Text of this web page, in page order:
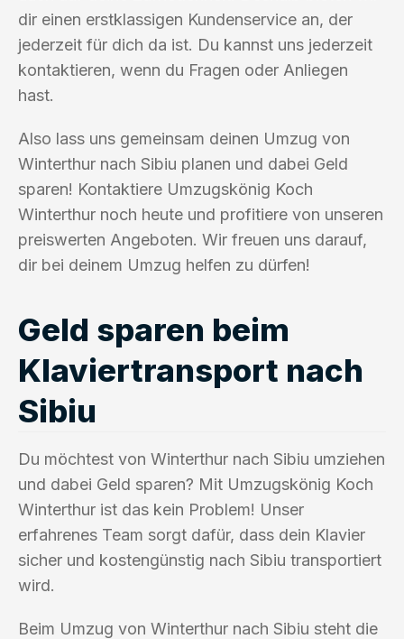
dir einen erstklassigen Kundenservice an, der
jederzeit für dich da ist. Du kannst uns jederzeit
kontaktieren, wenn du Fragen oder Anliegen
hast.
Also lass uns gemeinsam deinen Umzug von
Winterthur nach Sibiu planen und dabei Geld
sparen! Kontaktiere Umzugskönig Koch
Winterthur noch heute und profitiere von unseren
preiswerten Angeboten. Wir freuen uns darauf,
dir bei deinem Umzug helfen zu dürfen!
Geld sparen beim
Klaviertransport nach
Sibiu
Du möchtest von Winterthur nach Sibiu umziehen
und dabei Geld sparen? Mit Umzugskönig Koch
Winterthur ist das kein Problem! Unser
erfahrenes Team sorgt dafür, dass dein Klavier
sicher und kostengünstig nach Sibiu transportiert
wird.
Beim Umzug von Winterthur nach Sibiu steht die